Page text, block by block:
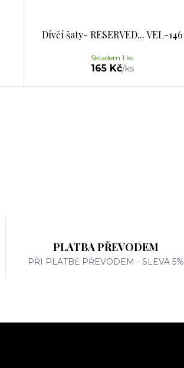
Dívčí šaty- RESERVED... VEL-146
165 Kč/ks
Skladem 1 ks
PLATBA PŘEVODEM
PŘI PLATBĚ PŘEVODEM - SLEVA 5%